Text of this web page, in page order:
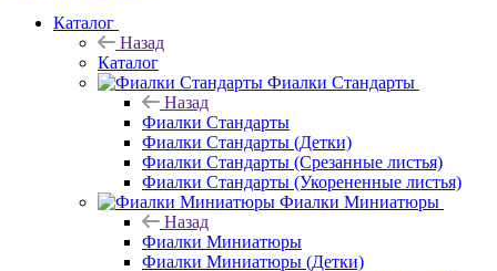
Каталог
Назад
Каталог
Фиалки Стандарты
Назад
Фиалки Стандарты
Фиалки Стандарты (Детки)
Фиалки Стандарты (Срезанные листья)
Фиалки Стандарты (Укорененные листья)
Фиалки Миниатюры
Назад
Фиалки Миниатюры
Фиалки Миниатюры (Детки)